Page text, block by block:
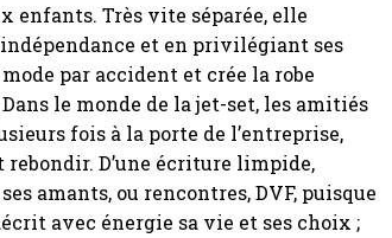
enfants. Très vite séparée, elle
et en privilégiant ses
par accident et crée la robe
le monde de la jet-set, les amitiés
fois à la porte de l’entreprise,
D’une écriture limpide,
amants, ou rencontres, DVF, puisque
avec énergie sa vie et ses choix ;